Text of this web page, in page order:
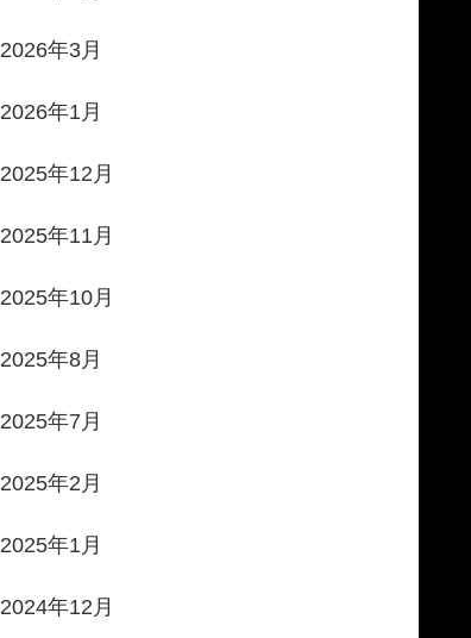
2026年3月
2026年1月
2025年12月
2025年11月
2025年10月
2025年8月
2025年7月
2025年2月
2025年1月
2024年12月